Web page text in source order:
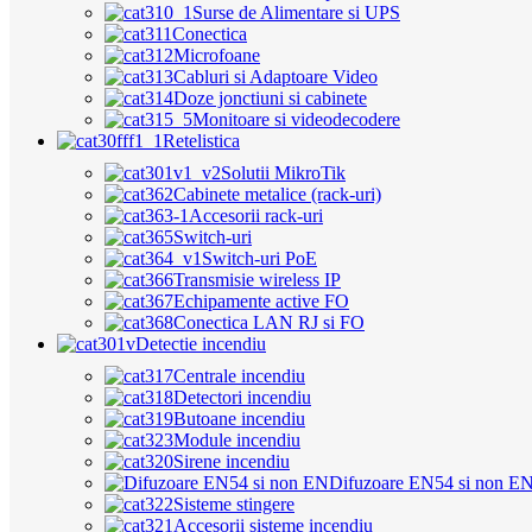
Surse de Alimentare si UPS
Conectica
Microfoane
Cabluri si Adaptoare Video
Doze jonctiuni si cabinete
Monitoare si videodecodere
Retelistica
Solutii MikroTik
Cabinete metalice (rack-uri)
Accesorii rack-uri
Switch-uri
Switch-uri PoE
Transmisie wireless IP
Echipamente active FO
Conectica LAN RJ si FO
Detectie incendiu
Centrale incendiu
Detectori incendiu
Butoane incendiu
Module incendiu
Sirene incendiu
Difuzoare EN54 si non
Sisteme stingere
Accesorii sisteme incendiu